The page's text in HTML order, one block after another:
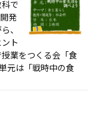
で
発
、
ト
業をつくる会「食
元は「戦時中の食